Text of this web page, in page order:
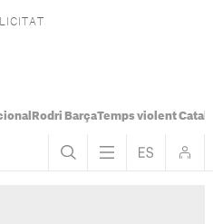
Rodri BarçaTemps violent